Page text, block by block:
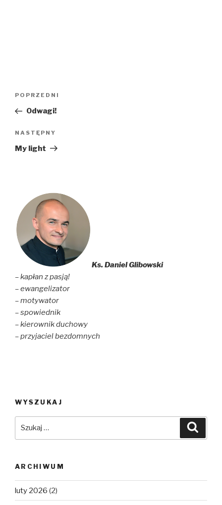
Poprzedni
wpis
POPRZEDNI
Odwagi!
Następny
wpis
NASTĘPNY
My light
Ks. Daniel Glibowski
– kapłan z pasją!
– ewangelizator
– motywator
– spowiednik
– kierownik duchowy
– przyjaciel bezdomnych
WYSZUKAJ
ARCHIWUM
luty 2026 (2)